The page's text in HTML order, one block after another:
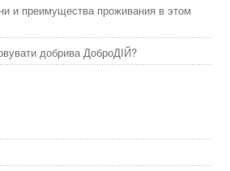
и преимущества проживания в этом
добрива ДоброДІЙ?